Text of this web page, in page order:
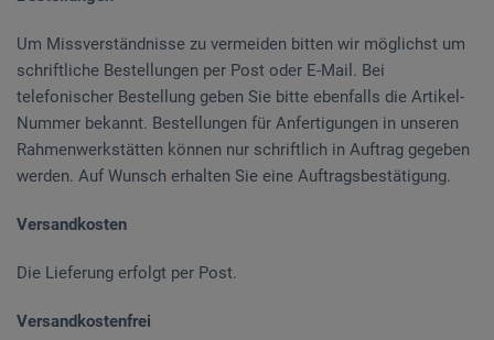
Um Missverständnisse zu vermeiden bitten wir möglichst um
schriftliche Bestellungen per Post oder E-Mail. Bei
telefonischer Bestellung geben Sie bitte ebenfalls die Artikel-
Nummer bekannt. Bestellungen für Anfertigungen in unseren
Rahmenwerkstätten können nur schriftlich in Auftrag gegeben
werden. Auf Wunsch erhalten Sie eine Auftragsbestätigung.
Versandkosten
Die Lieferung erfolgt per Post.
Versandkostenfrei